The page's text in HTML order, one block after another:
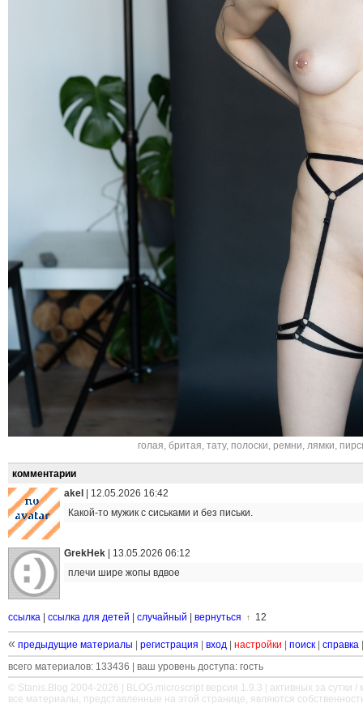
голая, бритая, тату, полоски, ремни, лямки,
комментарии
akel
12.05.2026 16:42
Какой-то мужик с сиськами и без письки.
GrekHek
13.05.2026 06:12
плечи шире жопы вдвое
ссылка ссылка для детей случайный вернуться ↑ 12
« предыдущие материалы регистрация вход настройки поиск справка
всего материалов: 133436 | ваш уровень доступа: гость
© Stanis.Blog 2004-2026 |
BLOG.microscript версия 1.9.3 | активных за сутки /
все материалы, представленные на этой странице, являются